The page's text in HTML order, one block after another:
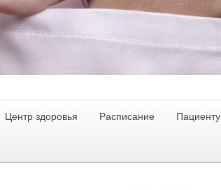
Центр здоровья Расписание Пациенту